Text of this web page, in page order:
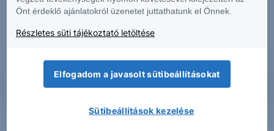
Dokumentumok – Erste Marketoldalon, illetve a Társaság ügyletek előtti
tájékoztatásról szóló
. A jelen dokumentumban foglaltak
kizárólag a szerző személyes véleményét tükrözik és nem tekinthetőek az
Erste Befektetési Zrt. hivatalos szakmai álláspontjának
Önt érdeklő ajánlatokról üzenetet juttathatunk el Önnek.
Részletes süti tájékoztató letöltése
Elfogadom a javasolt sütibeállításokat
Sütibeállítások kezelése